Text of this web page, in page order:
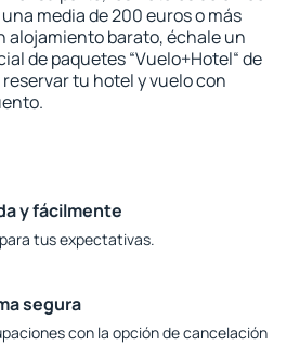
media de 200 euros o más
alojamiento barato, échale un
de paquetes “Vuelo+Hotel“ de
tu hotel y vuelo con
y fácilmente
tus expectativas.
segura
con la opción de cancelación